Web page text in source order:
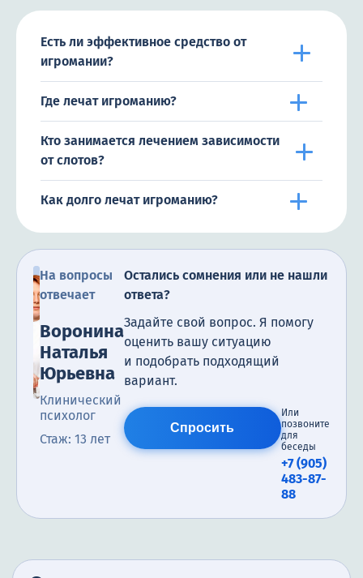
Есть ли эффективное средство от
игромании?
Где лечат игроманию?
Кто занимается лечением зависимости
от слотов?
Как долго лечат игроманию?
На вопросы
отвечает
Воронина
Наталья
Юрьевна
Клинический
психолог
Стаж: 13 лет
Остались сомнения или не нашли
ответа?
Задайте свой вопрос. Я помогу
оценить вашу ситуацию
и подобрать подходящий
вариант.
Спросить
Или
позвоните
для
беседы
+7 (905)
483-87-
88